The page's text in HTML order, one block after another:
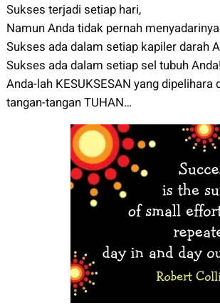
Sukses terjadi setiap hari,
Namun Anda tidak pernah
Sukses ada dalam setiap kapiler darah
Sukses ada dalam setiap sel tubuh Anda!
Anda-lah KESUKSESAN yang dipelihara
tangan-tangan TUHAN…